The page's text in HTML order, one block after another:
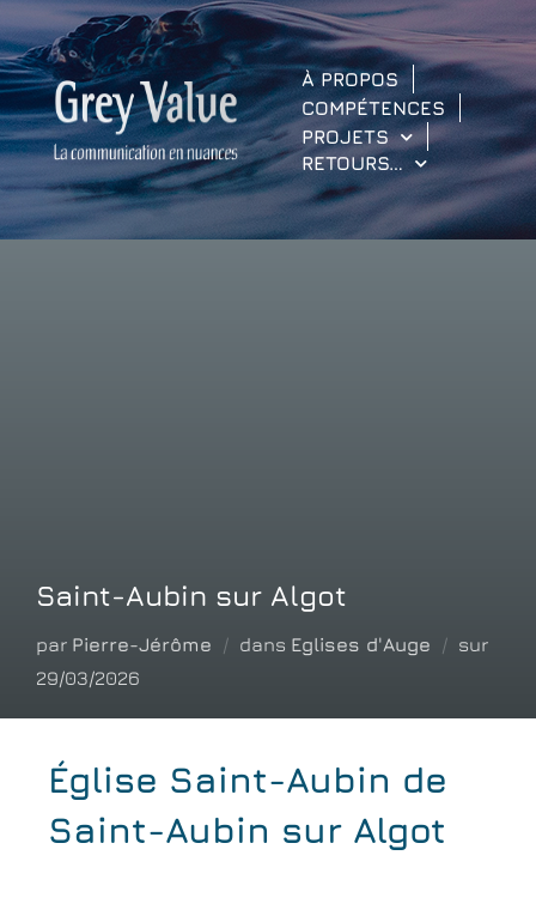
À PROPOS
COMPÉTENCES
PROJETS
RETOURS…
Saint-Aubin sur Algot
par Pierre-Jérôme dans Eglises d'Auge
sur
29/03/2026
Église Saint-Aubin de
Saint-Aubin sur Algot